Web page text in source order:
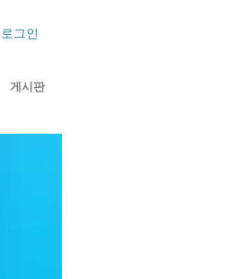
로그인
게시판